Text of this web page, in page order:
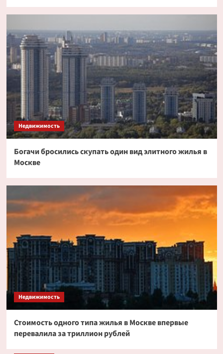
Недвижимость
Богачи бросились скупать один вид элитного жилья в
Москве
Недвижимость
Стоимость одного типа жилья в Москве впервые
перевалила за триллион рублей